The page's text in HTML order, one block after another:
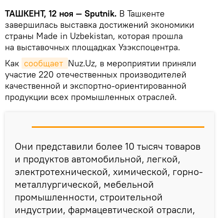
ТАШКЕНТ, 12 ноя — Sputnik. В Ташкенте
завершилась выставка достижений экономики
страны Made in Uzbekistan, которая прошла
на выставочных площадках Узэкспоцентра.
Как сообщает Nuz.Uz, в мероприятии приняли
участие 220 отечественных производителей
качественной и экспортно-ориентированной
продукции всех промышленных отраслей.
Они представили более 10 тысяч товаров
и продуктов автомобильной, легкой,
электротехнической, химической, горно-
металлургической, мебельной
промышленности, строительной
индустрии, фармацевтической отрасли,